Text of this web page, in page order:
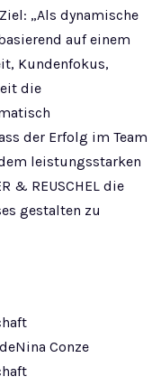
„Als dynamische
auf einem
Kundenfokus,
die
der Erfolg im Team
leistungsstarken
& REUSCHEL die
gestalten zu
Conze